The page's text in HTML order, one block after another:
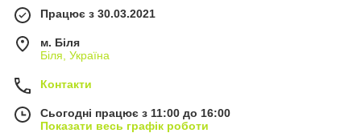
Працює з 30.03.2021
м. Біля
Біля, Україна
Контакти
Сьогодні працює з 11:00 до 16:00
Показати весь графік роботи